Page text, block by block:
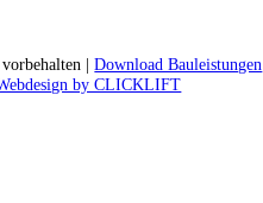
|Download Bauleistungen
by CLICKLIFT